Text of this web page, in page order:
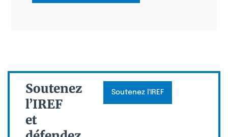
Soutenez
l’IREF
et
Soutenez l'IREF